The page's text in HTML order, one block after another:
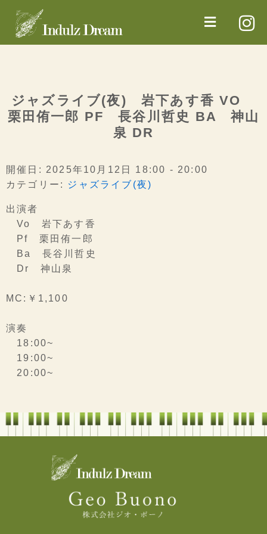
ジャズライブ(夜) 岩下あす香 VO
栗田侑一郎 PF 長谷川哲史 BA 神山
泉 DR
開催日: 2025年10月12日 18:00 - 20:00
カテゴリー: ジャズライブ(夜)
出演者
Vo 岩下あす香
Pf 栗田侑一郎
Ba 長谷川哲史
Dr 神山泉
MC:￥1,100
演奏
18:00~
19:00~
20:00~